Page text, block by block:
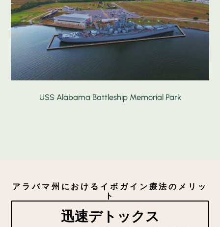
USS Alabama Battleship Memorial Park
アラバマ州におけるイボガイン療法のメリッ
ト
迅速デトックス